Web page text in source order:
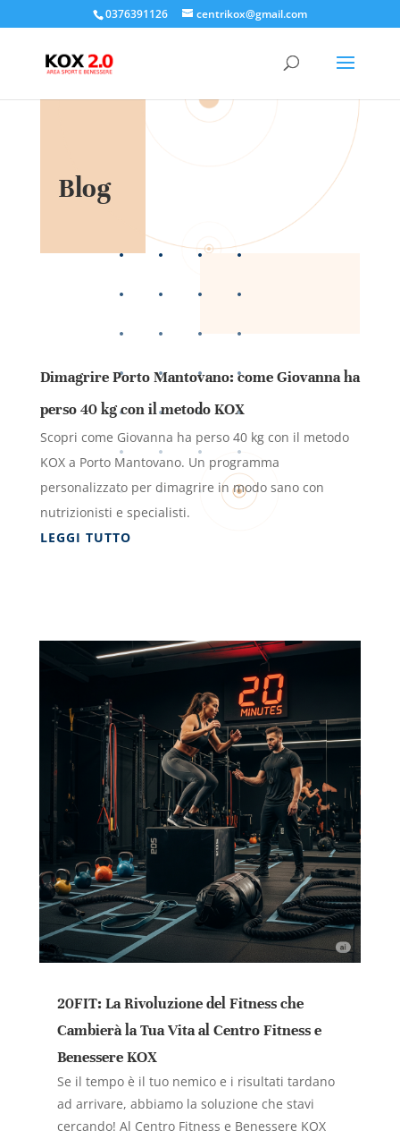
0376391126 centrikox@gmail.com
Blog
Dimagrire Porto Mantovano: come Giovanna ha
perso 40 kg con il metodo KOX
Scopri come Giovanna ha perso 40 kg con il metodo
KOX a Porto Mantovano. Un programma
personalizzato per dimagrire in modo sano con
nutrizionisti e specialisti.
LEGGI TUTTO
20FIT: La Rivoluzione del Fitness che
Cambierà la Tua Vita al Centro Fitness e
Benessere KOX
Se il tempo è il tuo nemico e i risultati tardano
ad arrivare, abbiamo la soluzione che stavi
cercando! Al Centro Fitness e Benessere KOX